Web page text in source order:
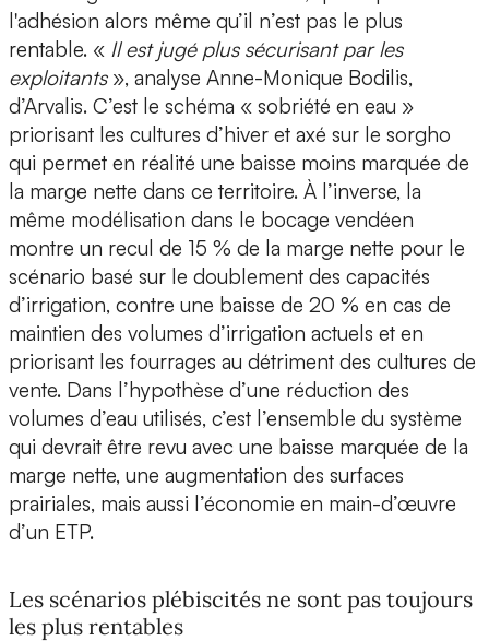
l'adhésion alors même qu’il n’est pas le plus
rentable. « Il est jugé plus sécurisant par les
exploitants », analyse Anne-Monique Bodilis,
d’Arvalis. C’est le schéma « sobriété en eau »
priorisant les cultures d’hiver et axé sur le sorgho
qui permet en réalité une baisse moins marquée de
la marge nette dans ce territoire. À l’inverse, la
même modélisation dans le bocage vendéen
montre un recul de 15 % de la marge nette pour le
scénario basé sur le doublement des capacités
d’irrigation, contre une baisse de 20 % en cas de
maintien des volumes d’irrigation actuels et en
priorisant les fourrages au détriment des cultures de
vente. Dans l’hypothèse d’une réduction des
volumes d’eau utilisés, c’est l’ensemble du système
qui devrait être revu avec une baisse marquée de la
marge nette, une augmentation des surfaces
prairiales, mais aussi l’économie en main-d’œuvre
d’un ETP.
Les scénarios plébiscités ne sont pas toujours
les plus rentables